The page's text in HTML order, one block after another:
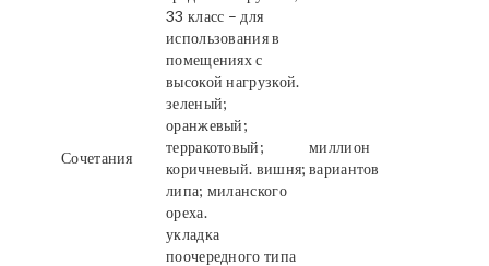
33 класс – для
использования в
помещениях с
высокой нагрузкой.
Сочетания
зеленый;
оранжевый;
терракотовый;
коричневый. вишня;
липа; миланского
ореха.
миллион
вариантов
укладка
поочередного типа